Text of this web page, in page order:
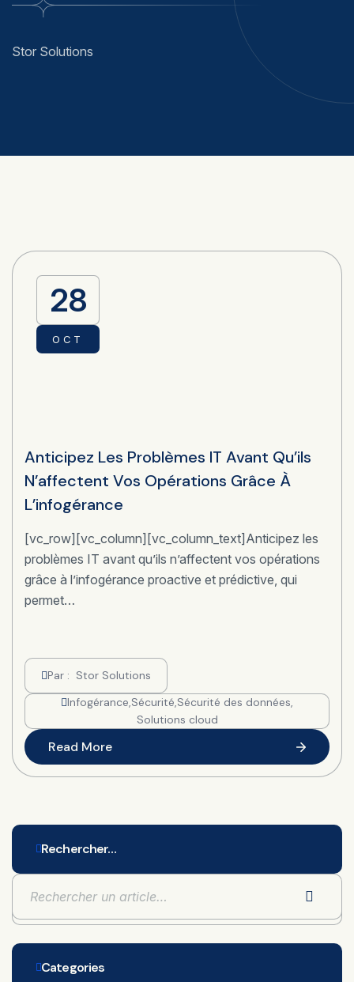
Stor Solutions
28
OCT
Anticipez Les Problèmes IT Avant Qu’ils
N’affectent Vos Opérations Grâce À
L’infogérance
[vc_row][vc_column][vc_column_text]Anticipez les
problèmes IT avant qu’ils n’affectent vos opérations
grâce à l’infogérance proactive et prédictive, qui
permet…
Par : Stor Solutions
Infogérance,Sécurité,Sécurité des données,
Solutions cloud
Read More
Rechercher…
Categories